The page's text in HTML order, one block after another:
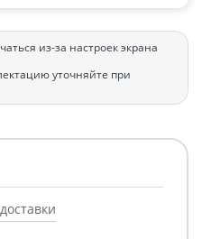
из-за настроек экрана
уточняйте при